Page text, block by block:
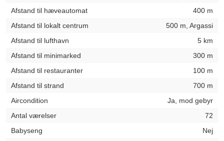
Afstand til hæveautomat
400 m
Afstand til lokalt centrum
500 m, Argassi
Afstand til lufthavn
5 km
Afstand til minimarked
300 m
Afstand til restauranter
100 m
Afstand til strand
700 m
Aircondition
Ja, mod gebyr
Antal værelser
72
Babyseng
Nej